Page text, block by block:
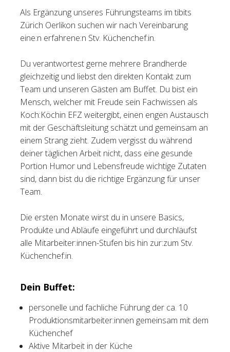
Tischreservation
Login
Schweiz (DE)
Als Ergänzung unseres Führungsteams im tibits
Zürich Oerlikon suchen wir nach Vereinbarung
eine:n erfahrene:n Stv. Küchenchef:in.
Du verantwortest gerne mehrere Brandherde
gleichzeitig und liebst den direkten Kontakt zum
Team und unseren Gästen am Buffet. Du bist ein
Mensch, welcher mit Freude sein Fachwissen als
Koch:Köchin EFZ weitergibt, einen engen Austausch
mit der Geschäftsleitung schätzt und gemeinsam an
einem Strang zieht. Zudem vergisst du während
deiner täglichen Arbeit nicht, dass eine gesunde
Portion Humor und Lebensfreude wichtige Zutaten
sind, dann bist du die richtige Ergänzung für unser
Team.
Die ersten Monate wirst du in unsere Basics,
Produkte und Abläufe eingeführt und durchläufst
alle Mitarbeiter:innen-Stufen bis hin zur:zum Stv.
Küchenchef:in.
Dein Buffet:
personelle und fachliche Führung der ca. 10
Produktionsmitarbeiter:innen gemeinsam mit dem
Küchenchef
Aktive Mitarbeit in der Küche